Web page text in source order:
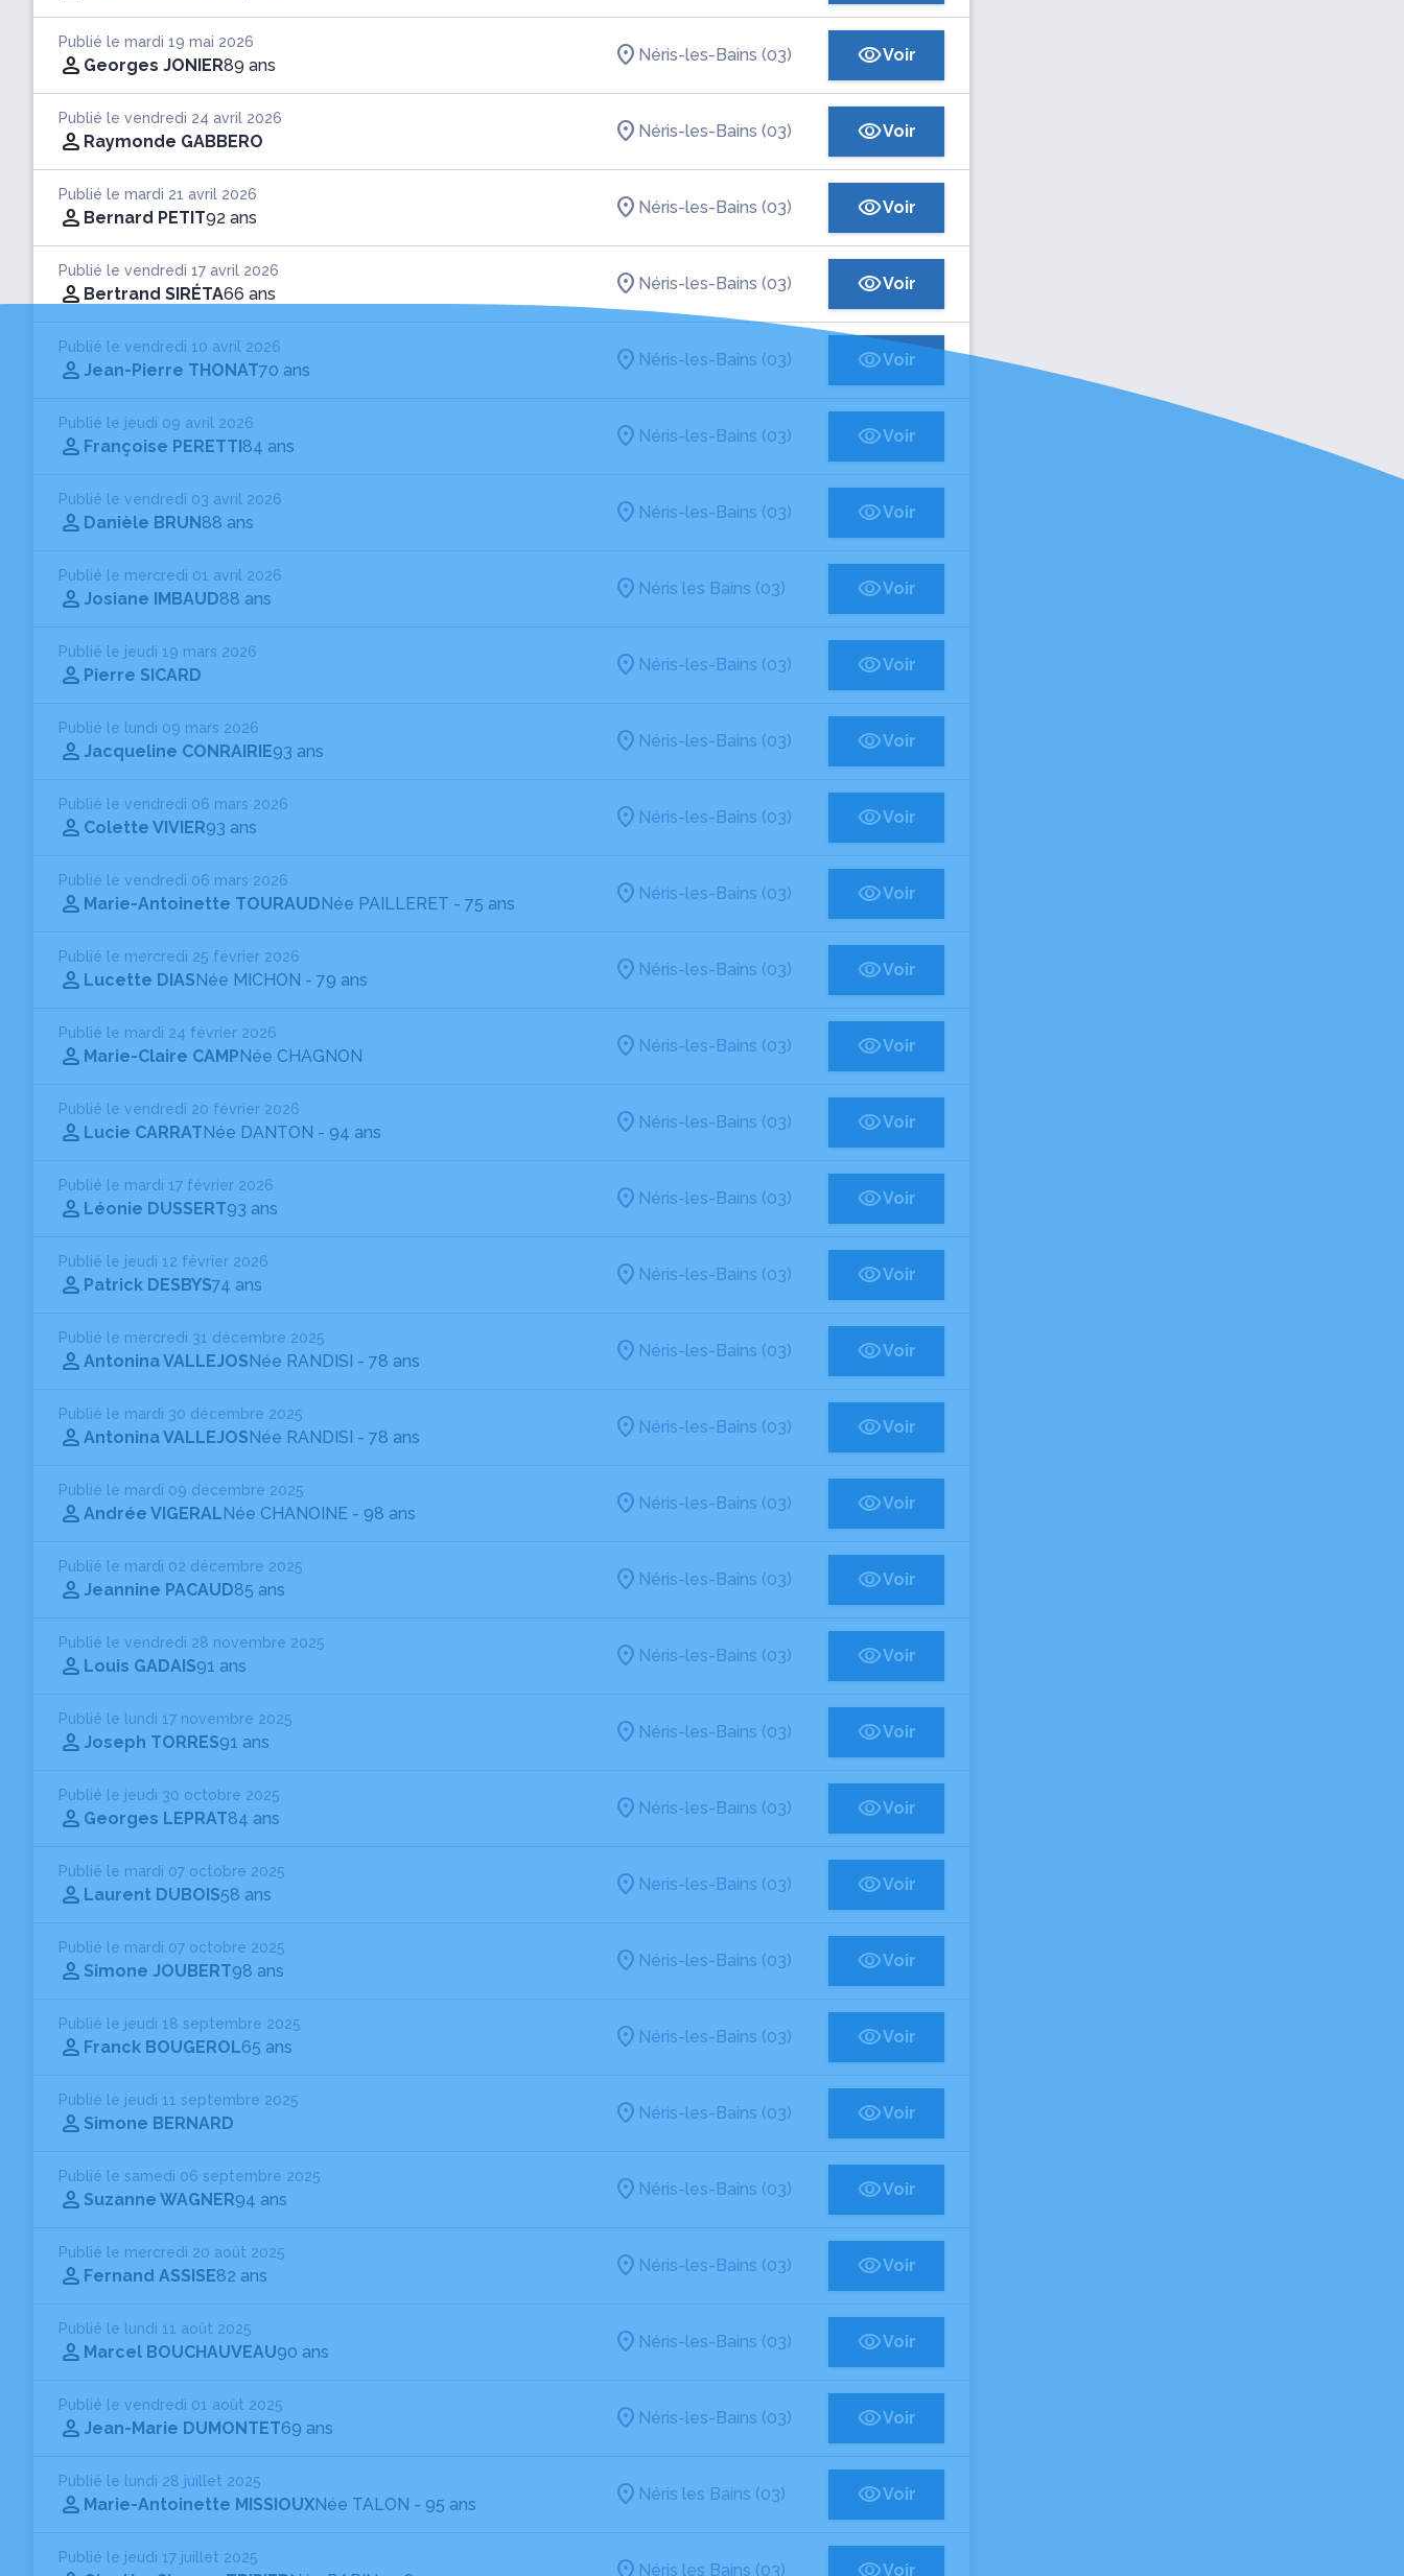
Publié le mardi 19 mai 2026
Georges JONIER89 ans
Néris-les-Bains (03) Voir
Publié le vendredi 24 avril 2026
Raymonde GABBERO
Néris-les-Bains (03) Voir
Publié le mardi 21 avril 2026
Bernard PETIT92 ans
Néris-les-Bains (03) Voir
Publié le vendredi 17 avril 2026
Bertrand SIRÉTA66 ans
Néris-les-Bains (03) Voir
Publié le vendredi 10 avril 2026
Jean-Pierre THONAT70 ans
Néris-les-Bains (03) Voir
Publié le jeudi 09 avril 2026
Françoise PERETTI84 ans
Néris-les-Bains (03) Voir
Publié le vendredi 03 avril 2026
Danièle BRUN88 ans
Néris-les-Bains (03) Voir
Publié le mercredi 01 avril 2026
Josiane IMBAUD88 ans
Néris les Bains (03) Voir
Publié le jeudi 19 mars 2026
Pierre SICARD
Néris-les-Bains (03) Voir
Publié le lundi 09 mars 2026
Jacqueline CONRAIRIE93 ans
Néris-les-Bains (03) Voir
Publié le vendredi 06 mars 2026
Colette VIVIER93 ans
Néris-les-Bains (03) Voir
Publié le vendredi 06 mars 2026
Marie-Antoinette TOURAUDNée PAILLERET - 75 ans
Néris-les-Bains (03) Voir
Publié le mercredi 25 février 2026
Lucette DIASNée MICHON - 79 ans
Néris-les-Bains (03) Voir
Publié le mardi 24 février 2026
Marie-Claire CAMPNée CHAGNON
Néris-les-Bains (03) Voir
Publié le vendredi 20 février 2026
Lucie CARRATNée DANTON - 94 ans
Néris-les-Bains (03) Voir
Publié le mardi 17 février 2026
Léonie DUSSERT93 ans
Néris-les-Bains (03) Voir
Publié le jeudi 12 février 2026
Patrick DESBYS74 ans
Néris-les-Bains (03) Voir
Publié le mercredi 31 décembre 2025
Antonina VALLEJOSNée RANDISI - 78 ans
Néris-les-Bains (03) Voir
Publié le mardi 30 décembre 2025
Antonina VALLEJOSNée RANDISI - 78 ans
Néris-les-Bains (03) Voir
Publié le mardi 09 décembre 2025
Andrée VIGERALNée CHANOINE - 98 ans
Néris-les-Bains (03) Voir
Publié le mardi 02 décembre 2025
Jeannine PACAUD85 ans
Néris-les-Bains (03) Voir
Publié le vendredi 28 novembre 2025
Louis GADAIS91 ans
Néris-les-Bains (03) Voir
Publié le lundi 17 novembre 2025
Joseph TORRES91 ans
Néris-les-Bains (03) Voir
Publié le jeudi 30 octobre 2025
Georges LEPRAT84 ans
Néris-les-Bains (03) Voir
Publié le mardi 07 octobre 2025
Laurent DUBOIS58 ans
Neris-les-Bains (03) Voir
Publié le mardi 07 octobre 2025
Simone JOUBERT98 ans
Néris-les-Bains (03) Voir
Publié le jeudi 18 septembre 2025
Franck BOUGEROL65 ans
Néris-les-Bains (03) Voir
Publié le jeudi 11 septembre 2025
Simone BERNARD
Néris-les-Bains (03) Voir
Publié le samedi 06 septembre 2025
Suzanne WAGNER94 ans
Néris-les-Bains (03) Voir
Publié le mercredi 20 août 2025
Fernand ASSISE82 ans
Néris-les-Bains (03) Voir
Publié le lundi 11 août 2025
Marcel BOUCHAUVEAU90 ans
Néris-les-Bains (03) Voir
Publié le vendredi 01 août 2025
Jean-Marie DUMONTET69 ans
Néris-les-Bains (03) Voir
Publié le lundi 28 juillet 2025
Marie-Antoinette MISSIOUXNée TALON - 95 ans
Néris les Bains (03) Voir
Publié le jeudi 17 juillet 2025
Néris les Bains (03) Voir